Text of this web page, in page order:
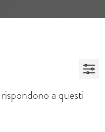
a questi